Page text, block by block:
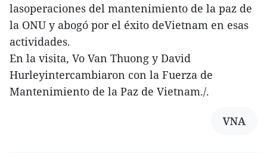
lasoperaciones del mantenimiento de la paz de
la ONU y abogó por el éxito deVietnam en esas
actividades.
En la visita, Vo Van Thuong y David
Hurleyintercambiaron con la Fuerza de
Mantenimiento de la Paz de Vietnam./.
VNA